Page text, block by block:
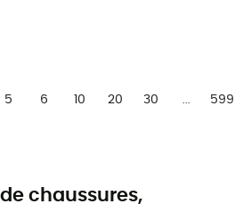
5 6 10 20 30 599
chaussures,